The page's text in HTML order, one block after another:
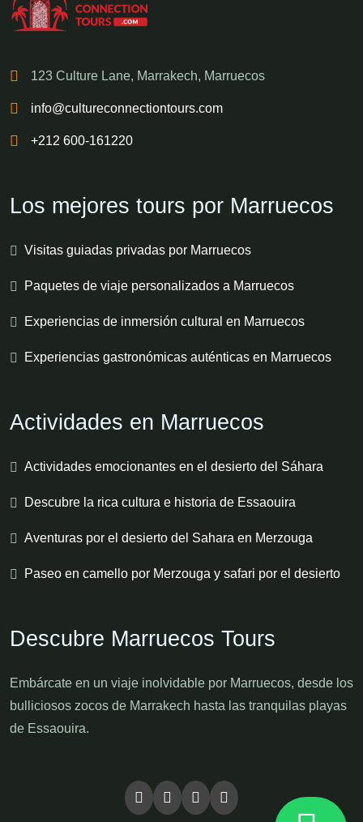
123 Culture Lane, Marrakech, Marruecos
info@cultureconnectiontours.com
+212 600-161220
Los mejores tours por Marruecos
Visitas guiadas privadas por Marruecos
Paquetes de viaje personalizados a Marruecos
Experiencias de inmersión cultural en Marruecos
Experiencias gastronómicas auténticas en Marruecos
Actividades en Marruecos
Actividades emocionantes en el desierto del Sáhara
Descubre la rica cultura e historia de Essaouira
Aventuras por el desierto del Sahara en Merzouga
Paseo en camello por Merzouga y safari por el desierto
Descubre Marruecos Tours
Embárcate en un viaje inolvidable por Marruecos, desde los
bulliciosos zocos de Marrakech hasta las tranquilas playas
de Essaouira.